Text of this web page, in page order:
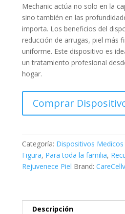
Mechanic actúa no solo en la
sino también en las
importa. Los beneficios del
reducción de arrugas, piel más
uniforme. Este dispositivo es
un tratamiento profesional
hogar.
Comprar
Categoría: Dispositivos Medicos
Figura, Para toda la familia,
Rejuvenece Piel Brand:
Descripción